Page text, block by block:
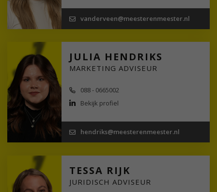
vanderveen@meesterenmeester.nl
JULIA HENDRIKS
MARKETING ADVISEUR
088 - 0665002
Bekijk profiel
hendriks@meesterenmeester.nl
TESSA RIJK
JURIDISCH ADVISEUR